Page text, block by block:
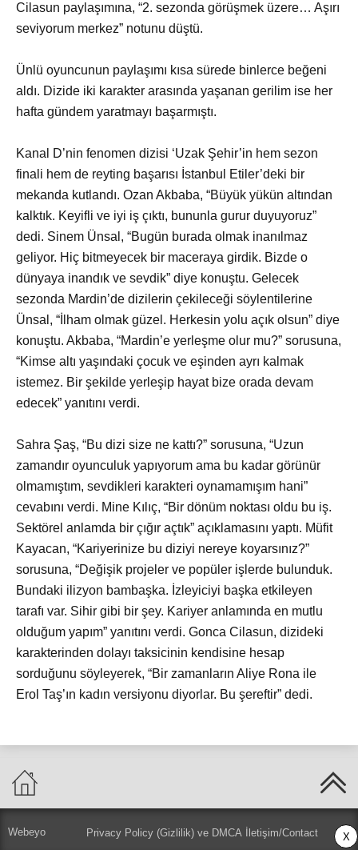
Cilasun paylaşımına, “2. sezonda görüşmek üzere… Aşırı
seviyorum merkez” notunu düştü.
Ünlü oyuncunun paylaşımı kısa sürede binlerce beğeni
aldı. Dizide iki karakter arasında yaşanan gerilim ise her
hafta gündem yaratmayı başarmıştı.
Kanal D’nin fenomen dizisi ‘Uzak Şehir’in hem sezon
finali hem de reyting başarısı İstanbul Etiler’deki bir
mekanda kutlandı. Ozan Akbaba, “Büyük yükün altından
kalktık. Keyifli ve iyi iş çıktı, bununla gurur duyuyoruz”
dedi. Sinem Ünsal, “Bugün burada olmak inanılmaz
geliyor. Hiç bitmeyecek bir maceraya girdik. Bizde o
dünyaya inandık ve sevdik” diye konuştu. Gelecek
sezonda Mardin’de dizilerin çekileceği söylentilerine
Ünsal, “İlham olmak güzel. Herkesin yolu açık olsun” diye
konuştu. Akbaba, “Mardin’e yerleşme olur mu?” sorusuna,
“Kimse altı yaşındaki çocuk ve eşinden ayrı kalmak
istemez. Bir şekilde yerleşip hayat bize orada devam
edecek” yanıtını verdi.
Sahra Şaş, “Bu dizi size ne kattı?” sorusuna, “Uzun
zamandır oyunculuk yapıyorum ama bu kadar görünür
olmamıştım, sevdikleri karakteri oynamamışım hani”
cevabını verdi. Mine Kılıç, “Bir dönüm noktası oldu bu iş.
Sektörel anlamda bir çığır açtık” açıklamasını yaptı. Müfit
Kayacan, “Kariyerinize bu diziyi nereye koyarsınız?”
sorusuna, “Değişik projeler ve popüler işlerde bulunduk.
Bundaki ilizyon bambaşka. İzleyiciyi başka etkileyen
tarafı var. Sihir gibi bir şey. Kariyer anlamında en mutlu
olduğum yapım” yanıtını verdi. Gonca Cilasun, dizideki
karakterinden dolayı taksicinin kendisine hesap
sorduğunu söyleyerek, “Bir zamanların Aliye Rona ile
Erol Taş’ın kadın versiyonu diyorlar. Bu şereftir” dedi.
Webeyo Privacy Policy (Gizlilik) ve DMCA İletişim/Contact X